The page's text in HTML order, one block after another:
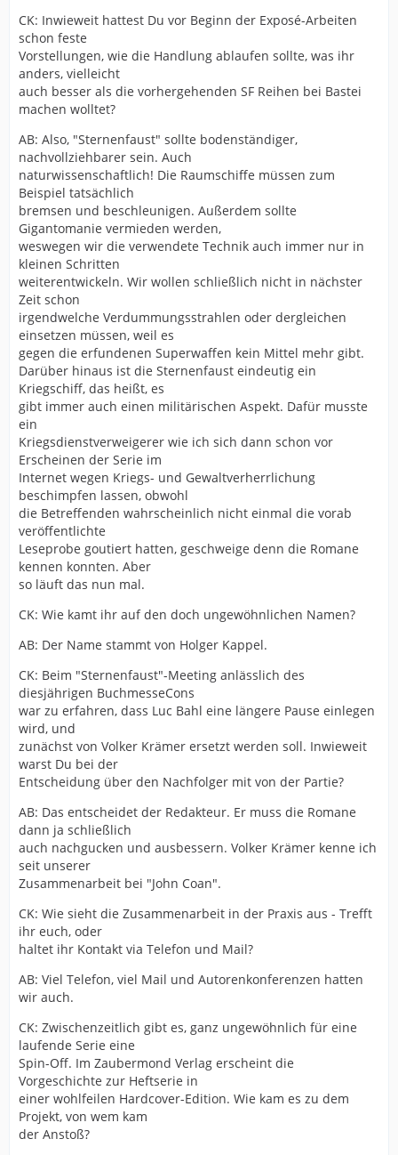
CK: Inwieweit hattest Du vor Beginn der Exposé-Arbeiten
schon feste
Vorstellungen, wie die Handlung ablaufen sollte, was ihr
anders, vielleicht
auch besser als die vorhergehenden SF Reihen bei Bastei
machen wolltet?
AB: Also, "Sternenfaust" sollte bodenständiger,
nachvollziehbarer sein. Auch
naturwissenschaftlich! Die Raumschiffe müssen zum
Beispiel tatsächlich
bremsen und beschleunigen. Außerdem sollte
Gigantomanie vermieden werden,
weswegen wir die verwendete Technik auch immer nur in
kleinen Schritten
weiterentwickeln. Wir wollen schließlich nicht in nächster
Zeit schon
irgendwelche Verdummungsstrahlen oder dergleichen
einsetzen müssen, weil es
gegen die erfundenen Superwaffen kein Mittel mehr gibt.
Darüber hinaus ist die Sternenfaust eindeutig ein
Kriegschiff, das heißt, es
gibt immer auch einen militärischen Aspekt. Dafür musste
ein
Kriegsdienstverweigerer wie ich sich dann schon vor
Erscheinen der Serie im
Internet wegen Kriegs- und Gewaltverherrlichung
beschimpfen lassen, obwohl
die Betreffenden wahrscheinlich nicht einmal die vorab
veröffentlichte
Leseprobe goutiert hatten, geschweige denn die Romane
kennen konnten. Aber
so läuft das nun mal.
CK: Wie kamt ihr auf den doch ungewöhnlichen Namen?
AB: Der Name stammt von Holger Kappel.
CK: Beim "Sternenfaust"-Meeting anlässlich des
diesjährigen BuchmesseCons
war zu erfahren, dass Luc Bahl eine längere Pause einlegen
wird, und
zunächst von Volker Krämer ersetzt werden soll. Inwieweit
warst Du bei der
Entscheidung über den Nachfolger mit von der Partie?
AB: Das entscheidet der Redakteur. Er muss die Romane
dann ja schließlich
auch nachgucken und ausbessern. Volker Krämer kenne ich
seit unserer
Zusammenarbeit bei "John Coan".
CK: Wie sieht die Zusammenarbeit in der Praxis aus - Trefft
ihr euch, oder
haltet ihr Kontakt via Telefon und Mail?
AB: Viel Telefon, viel Mail und Autorenkonferenzen hatten
wir auch.
CK: Zwischenzeitlich gibt es, ganz ungewöhnlich für eine
laufende Serie eine
Spin-Off. Im Zaubermond Verlag erscheint die
Vorgeschichte zur Heftserie in
einer wohlfeilen Hardcover-Edition. Wie kam es zu dem
Projekt, von wem kam
der Anstoß?